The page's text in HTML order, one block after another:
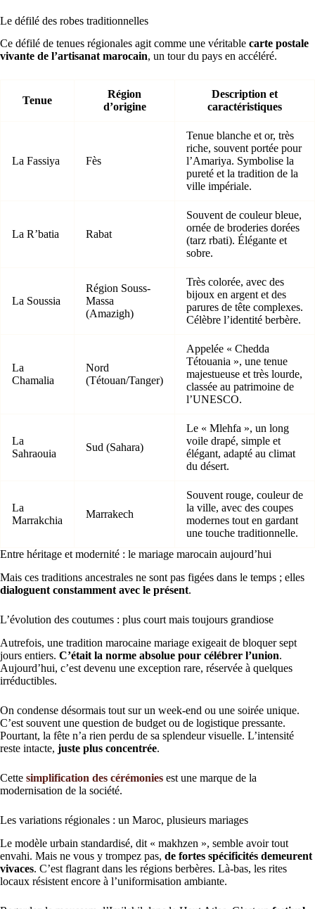
Le défilé des robes traditionnelles
Ce défilé de tenues régionales agit comme une véritable carte postale
vivante de l’artisanat marocain, un tour du pays en accéléré.
Tenue
Région
d’origine
Description et
caractéristiques
La Fassiya Fès
Tenue blanche et or, très
riche, souvent portée pour
l’Amariya. Symbolise la
pureté et la tradition de la
ville impériale.
La R’batia Rabat
Souvent de couleur bleue,
ornée de broderies dorées
(tarz rbati). Élégante et
sobre.
La Soussia
Région Souss-
Massa
(Amazigh)
Très colorée, avec des
bijoux en argent et des
parures de tête complexes.
Célèbre l’identité berbère.
La
Chamalia
Nord
(Tétouan/Tanger)
Appelée « Chedda
Tétouania », une tenue
majestueuse et très lourde,
classée au patrimoine de
l’UNESCO.
La
Sahraouia
Sud (Sahara)
Le « Mlehfa », un long
voile drapé, simple et
élégant, adapté au climat
du désert.
La
Marrakchia
Marrakech
Souvent rouge, couleur de
la ville, avec des coupes
modernes tout en gardant
une touche traditionnelle.
Entre héritage et modernité : le mariage marocain aujourd’hui
Mais ces traditions ancestrales ne sont pas figées dans le temps ; elles
dialoguent constamment avec le présent.
L’évolution des coutumes : plus court mais toujours grandiose
Autrefois, une tradition marocaine mariage exigeait de bloquer sept
jours entiers. C’était la norme absolue pour célébrer l’union.
Aujourd’hui, c’est devenu une exception rare, réservée à quelques
irréductibles.
On condense désormais tout sur un week-end ou une soirée unique.
C’est souvent une question de budget ou de logistique pressante.
Pourtant, la fête n’a rien perdu de sa splendeur visuelle. L’intensité
reste intacte, juste plus concentrée.
Cette simplification des cérémonies est une marque de la
modernisation de la société.
Les variations régionales : un Maroc, plusieurs mariages
Le modèle urbain standardisé, dit « makhzen », semble avoir tout
envahi. Mais ne vous y trompez pas, de fortes spécificités demeurent
vivaces. C’est flagrant dans les régions berbères. Là-bas, les rites
locaux résistent encore à l’uniformisation ambiante.